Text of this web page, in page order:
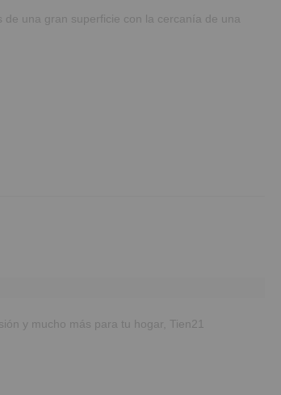
una gran superficie con la cercanía de una
y mucho más para tu hogar, Tien21